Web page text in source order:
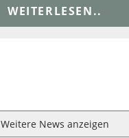
WEITERLESEN..
Weitere News anzeigen